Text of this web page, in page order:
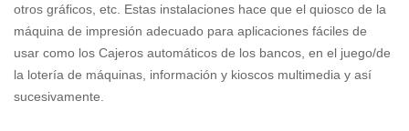
otros gráficos, etc. Estas instalaciones hace que el quiosco de la
máquina de impresión adecuado para aplicaciones fáciles de
usar como los Cajeros automáticos de los bancos, en el juego/de
la lotería de máquinas, información y kioscos multimedia y así
sucesivamente.